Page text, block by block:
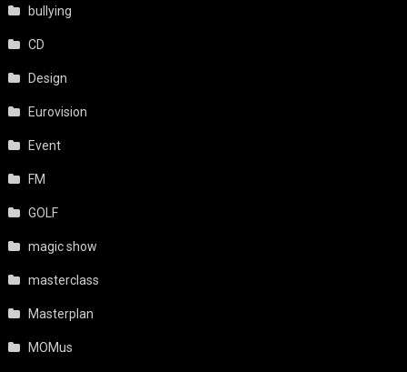
bullying
CD
Design
Eurovision
Event
FM
GOLF
magic show
masterclass
Masterplan
MOMus